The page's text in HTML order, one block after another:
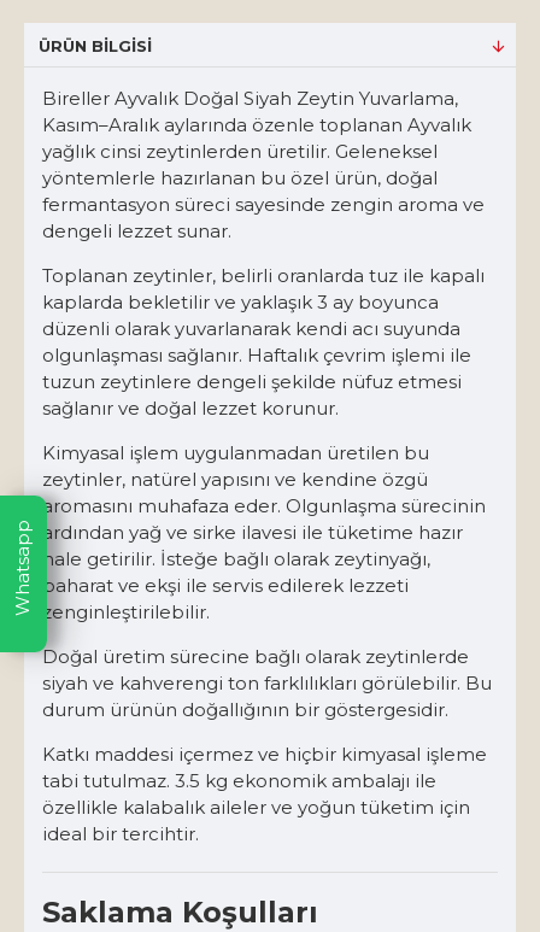
ÜRÜN BILGISI
Bireller Ayvalık Doğal Siyah Zeytin Yuvarlama,
Kasım–Aralık aylarında özenle toplanan Ayvalık
yağlık cinsi zeytinlerden üretilir. Geleneksel
yöntemlerle hazırlanan bu özel ürün, doğal
fermantasyon süreci sayesinde zengin aroma ve
dengeli lezzet sunar.
Toplanan zeytinler, belirli oranlarda tuz ile kapalı
kaplarda bekletilir ve yaklaşık 3 ay boyunca
düzenli olarak yuvarlanarak kendi acı suyunda
olgunlaşması sağlanır. Haftalık çevrim işlemi ile
tuzun zeytinlere dengeli şekilde nüfuz etmesi
sağlanır ve doğal lezzet korunur.
Kimyasal işlem uygulanmadan üretilen bu
zeytinler, natürel yapısını ve kendine özgü
aromasını muhafaza eder. Olgunlaşma sürecinin
ardından yağ ve sirke ilavesi ile tüketime hazır
hale getirilir. İsteğe bağlı olarak zeytinyağı,
baharat ve ekşi ile servis edilerek lezzeti
zenginleştirilebilir.
Doğal üretim sürecine bağlı olarak zeytinlerde
siyah ve kahverengi ton farklılıkları görülebilir. Bu
durum ürünün doğallığının bir göstergesidir.
Katkı maddesi içermez ve hiçbir kimyasal işleme
tabi tutulmaz. 3.5 kg ekonomik ambalajı ile
özellikle kalabalık aileler ve yoğun tüketim için
ideal bir tercihtir.
Saklama Koşulları
Whatsapp